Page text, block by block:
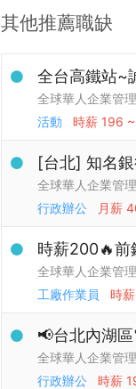
其他推薦職缺
全台高鐵站~
全球華人企業管
活動
時薪 196
[台北] 知名
全球華人企業管
行政辦公
月薪
時薪200🔥前
全球華人企業管
工廠作業員
時薪
📢台北內湖
全球華人企業管
行政辦公
時薪